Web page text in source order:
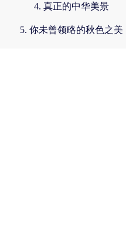
4. 真正的中华美景
5. 你未曾领略的秋色之美